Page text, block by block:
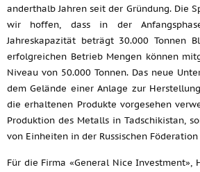
anderthalb Jahren seit der Gründung. Die
wir hoffen, dass in der
Jahreskapazität beträgt 30.000 Tonnen
erfolgreichen Betrieb Mengen können
Niveau von 50.000 Tonnen. Das neue
dem Gelände einer Anlage zur
die erhaltenen Produkte vorgesehen
Produktion des Metalls in Tadschikistan,
von Einheiten in der Russischen
Für die Firma «General Nice Investment»,